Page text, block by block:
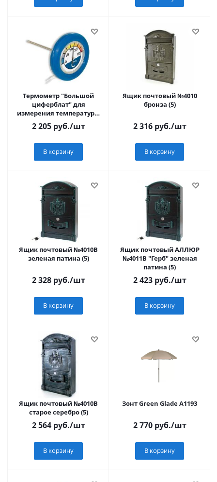
Термометр "Большой
циферблат" для
измерения температуры
воды в бассейне
2 205руб./шт
В корзину
Ящик почтовый №4010
бронза (5)
2 316руб./шт
В корзину
Ящик почтовый №4010В
зеленая патина (5)
2 328руб./шт
В корзину
Ящик почтовый АЛЛЮР
№4011В "Герб" зеленая
патина (5)
2 423руб./шт
В корзину
Ящик почтовый №4010В
старое серебро (5)
2 564руб./шт
В корзину
Зонт Green Glade A1193
2 770руб./шт
В корзину